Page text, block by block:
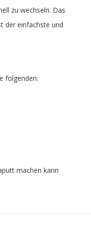
zu wechseln. Das
der einfachste und
folgenden:
machen kann